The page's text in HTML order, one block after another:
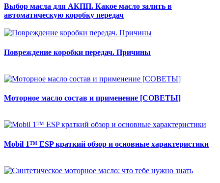
Выбор масла для АКПП. Какое масло залить в
автоматическую коробку передач
Повреждение коробки передач. Причины
Моторное масло состав и применение [СОВЕТЫ]
Mobil 1™ ESP краткий обзор и основные характеристики